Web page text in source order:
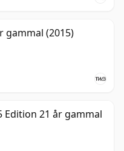
gammal (2015)
Edition 21 år gammal